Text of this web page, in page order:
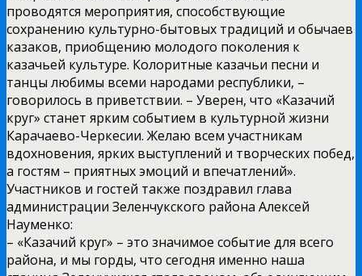
проводятся мероприятия, способствующие
сохранению культурно-бытовых традиций и обычаев
казаков, приобщению молодого поколения к
казачьей культуре. Колоритные казачьи песни и
танцы любимы всеми народами республики, –
говорилось в приветствии. – Уверен, что «Казачий
круг» станет ярким событием в культурной жизни
Карачаево-Черкесии. Желаю всем участникам
вдохновения, ярких выступлений и творческих побед,
а гостям – приятных эмоций и впечатлений».
Участников и гостей также поздравил глава
администрации Зеленчукского района Алексей
Науменко:
– «Казачий круг» – это значимое событие для всего
района, и мы горды, что сегодня именно наша